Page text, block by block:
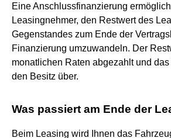
Eine Anschlussfinanzierung
Leasingnehmer, den Restwert des
Gegenstandes zum Ende der
Finanzierung umzuwandeln. Der
monatlichen Raten abgezahlt und
den Besitz über.
Was passiert am Ende der
Beim Leasing wird Ihnen das